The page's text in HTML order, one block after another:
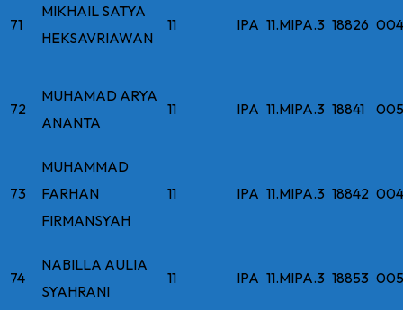
71
MIKHAIL SATYA
HEKSAVRIAWAN
11 IPA 11.MIPA.3 18826
72
MUHAMAD ARYA
ANANTA
11 IPA 11.MIPA.3 18841
73
MUHAMMAD
FARHAN
FIRMANSYAH
11 IPA 11.MIPA.3 18842
74
NABILLA AULIA
SYAHRANI
11 IPA 11.MIPA.3 18853